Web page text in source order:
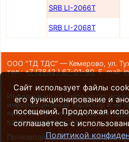
SRB LI-2066Т
SRB LI-2068Т
ООО "ТД ТДС" — Кемерово, ул.
тел.:+7 (3842 ) 67-01-80,E-mail:
Информация на сайте носит
информационный характер и ни
является публичной офертой.
конфиденциальности.
Производители оставляют за
Сайт использует файлы
его функционирование и
посещений. Продолжая
соглашаетесь с
Политикой